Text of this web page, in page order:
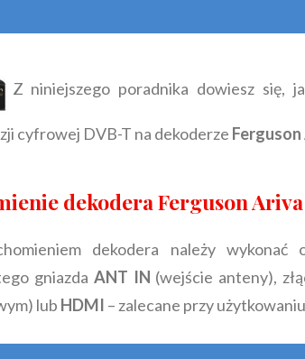
Z niniejszego poradnika dowiesz się,
cyfrowej DVB-T na dekoderze
dekodera Ferguson
dekodera należy wykonać
gniazda ANT IN (wejście anteny),
lub HDMI – zalecane przy